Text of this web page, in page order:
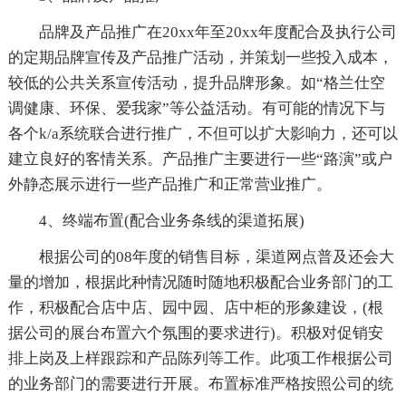
品牌及产品推广在20xx年至20xx年度配合及执行公司
的定期品牌宣传及产品推广活动，并策划一些投入成本，
较低的公共关系宣传活动，提升品牌形象。如“格兰仕空
调健康、环保、爱我家”等公益活动。有可能的情况下与
各个k/a系统联合进行推广，不但可以扩大影响力，还可以
建立良好的客情关系。产品推广主要进行一些“路演”或户
外静态展示进行一些产品推广和正常营业推广。
4、终端布置(配合业务条线的渠道拓展)
根据公司的08年度的销售目标，渠道网点普及还会大
量的增加，根据此种情况随时随地积极配合业务部门的工
作，积极配合店中店、园中园、店中柜的形象建设，(根
据公司的展台布置六个氛围的要求进行)。积极对促销安
排上岗及上样跟踪和产品陈列等工作。此项工作根据公司
的业务部门的需要进行开展。布置标准严格按照公司的统